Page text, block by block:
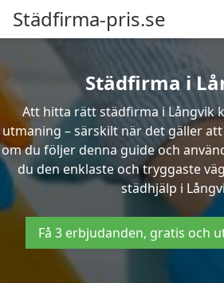
Städfirma-pris.se
Städfirma i
Att hitta rätt städfirma i Långvik
utmaning – särskilt när det gäller
om du följer denna guide och
du den enklaste och tryggaste
städhjälp i
Få 3 erbjudanden, gratis och